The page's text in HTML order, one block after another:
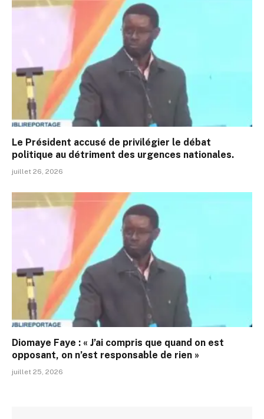
Le Président accusé de privilégier le débat
politique au détriment des urgences nationales.
juillet 26, 2026
Diomaye Faye : « J’ai compris que quand on est
opposant, on n’est responsable de rien »
juillet 25, 2026